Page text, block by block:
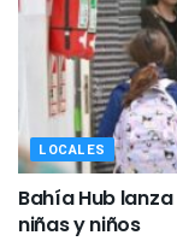
LOCALES
Bahía Hub
niñas y niños